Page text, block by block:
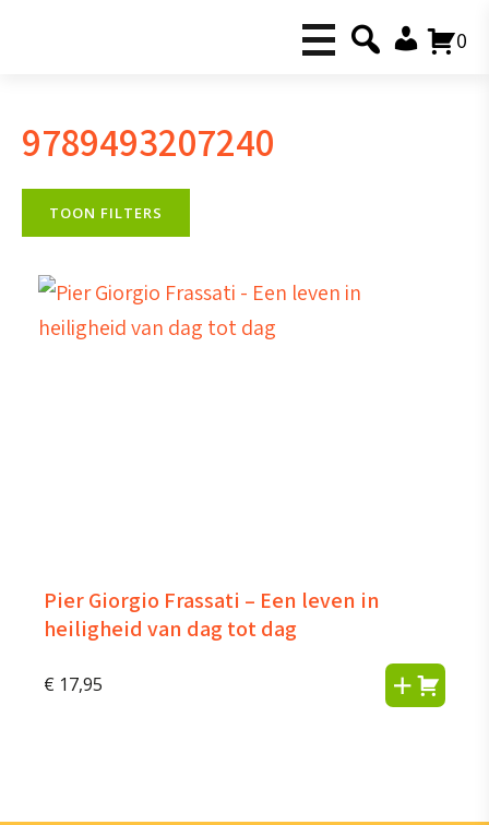
0
9789493207240
TOON FILTERS
Pier Giorgio Frassati – Een leven in
heiligheid van dag tot dag
€ 17,95